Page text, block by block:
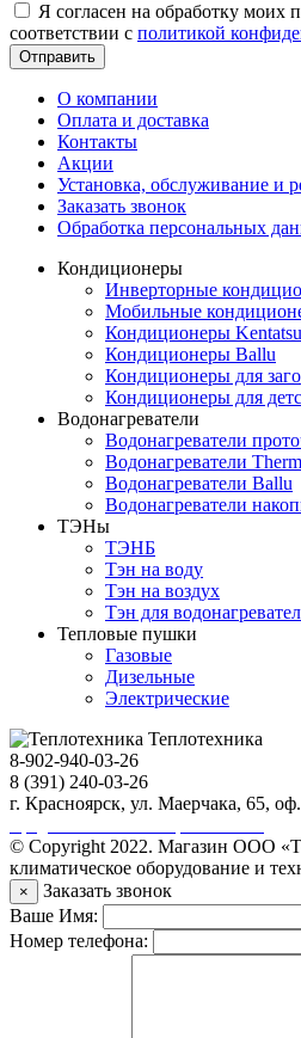
Я согласен на обработку моих
соответствии с политикой
Отправить
О компании
Оплата и доставка
Контакты
Акции
Установка, обслуживание и
Заказать звонок
Обработка персональных
Кондиционеры
Инверторные
Мобильные
Кондиционеры Kentatsu
Кондиционеры Ballu
Кондиционеры для
Кондиционеры для
Водонагреватели
Водонагреватели
Водонагреватели
Водонагреватели Ballu
Водонагреватели
ТЭНы
ТЭНБ
Тэн на воду
Тэн на воздух
Тэн для
Тепловые пушки
Газовые
Дизельные
Электрические
Теплотехника
8-902-940-03-26
8 (391) 240-03-26
г. Красноярск, ул. Маерчака, 65,
© Copyright 2022. Магазин ООО
климатическое оборудование и
×
Заказать звонок
Ваше Имя:
Номер телефона: